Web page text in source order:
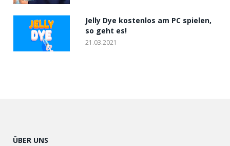
Jelly Dye kostenlos am PC spielen,
so geht es!
21.03.2021
ÜBER UNS